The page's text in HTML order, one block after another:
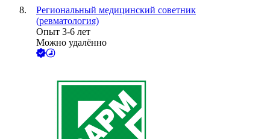
Региональный медицинский советник
(ревматология)
Опыт 3-6 лет
Можно удалённо